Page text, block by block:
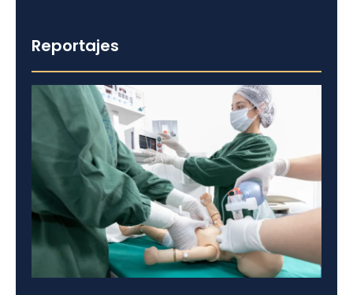
Reportajes